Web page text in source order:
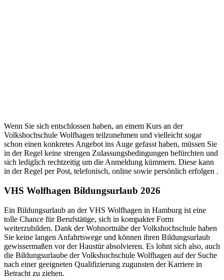
Wenn Sie sich entschlossen haben, an einem Kurs an der
Volkshochschule Wolfhagen teilzunehmen und vielleicht sogar
schon einen konkretes Angebot ins Auge gefasst haben, müssen Sie
in der Regel keine strengen Zulassungsbedingungen befürchten und
sich lediglich rechtzeitig um die Anmeldung kümmern. Diese kann
in der Regel per Post, telefonisch, online sowie persönlich erfolgen .
VHS Wolfhagen Bildungsurlaub 2026
Ein Bildungsurlaub an der VHS Wolfhagen in Hamburg ist eine
tolle Chance für Berufstätige, sich in kompakter Form
weiterzubilden. Dank der Wohnortnähe der Volkshochschule haben
Sie keine langen Anfahrtswege und können ihren Bildungsurlaub
gewissermaßen vor der Haustür absolvieren. Es lohnt sich also, auch
die Bildungsurlaube der Volkshochschule Wolfhagen auf der Suche
nach einer geeigneten Qualifizierung zugunsten der Karriere in
Betracht zu ziehen.